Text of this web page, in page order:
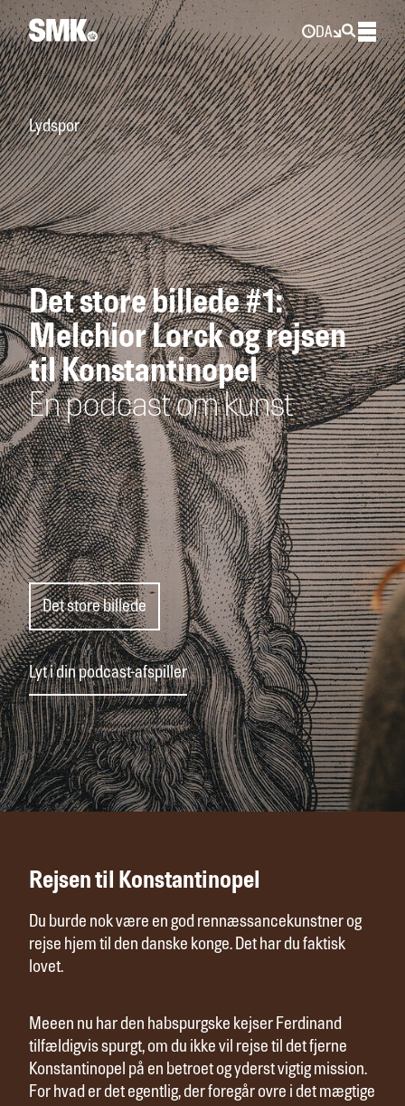
DA
Lydspor
Det store billede #1:
Melchior Lorck og rejsen
til Konstantinopel
En podcast om kunst
Det store billede
Lyt i din podcast-afspiller
Rejsen til Konstantinopel
Du burde nok være en god rennæssancekunstner og
rejse hjem til den danske konge. Det har du faktisk
lovet.
Meeen nu har den habspurgske kejser Ferdinand
tilfældigvis spurgt, om du ikke vil rejse til det fjerne
Konstantinopel på en betroet og yderst vigtig mission.
For hvad er det egentlig, der foregår ovre i det mægtige